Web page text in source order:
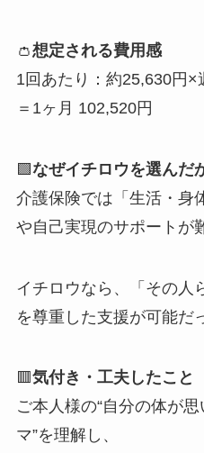
👛想定される費用感
1回あたり：約25,630円×
＝1ヶ月 102,520円
🟩なぜイチロウを選んだ
介護保険では「生活・身
や自己実現のサポートが
イチロウなら、「その人
を尊重した支援が可能だ
🟥気付き・工夫したこと
ご本人様の“自分の体が
マ”を理解し、